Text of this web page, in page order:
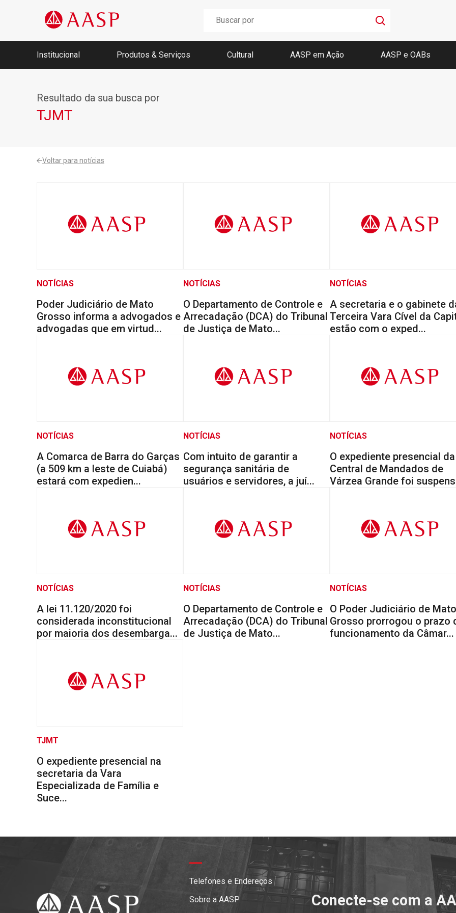
Institucional
Nossa história
Memória AASP
Fundadores
Conselho, Diretoria e Ex-Presidentes
Produtos & Serviços
Portal Regularize
SEFAZ
Cultural AASP em Ação AASP e OABs
Resultado da sua busca por
TJMT
Voltar para notícias
NOTÍCIAS
Poder Judiciário de Mato
Grosso informa a advogados e
advogadas que em virtud...
NOTÍCIAS
O Departamento de Controle e
Arrecadação (DCA) do Tribunal
de Justiça de Mato...
NOTÍCIAS
A secretaria e o gabinete
Terceira Vara Cível da
estão com o exped...
NOTÍCIAS
A Comarca de Barra do Garças
(a 509 km a leste de Cuiabá)
estará com expedien...
NOTÍCIAS
Com intuito de garantir a
segurança sanitária de
usuários e servidores, a juí...
NOTÍCIAS
O expediente presencial da
Central de Mandados de
Várzea Grande foi
NOTÍCIAS
A lei 11.120/2020 foi
considerada inconstitucional
por maioria dos desembarga...
NOTÍCIAS
O Departamento de Controle e
Arrecadação (DCA) do Tribunal
de Justiça de Mato...
NOTÍCIAS
O Poder Judiciário de Mato
Grosso prorrogou o prazo
funcionamento da Câmar...
TJMT
O expediente presencial na
secretaria da Vara
Especializada de Família e
Suce...
Telefones e Endereços
Sobre a AASP
Conecte-se com a